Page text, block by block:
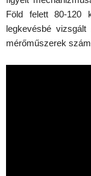
Föld felett 80-120
legkevésbé
mérőműszerek